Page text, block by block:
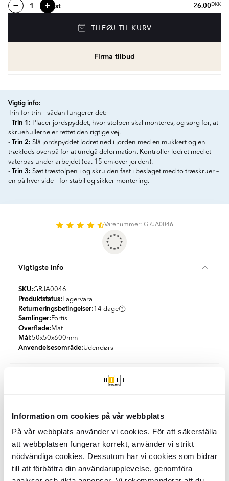
Information om cookies på vår webbplats
På vår webbplats använder vi cookies. För att säkerställa
att webbplatsen fungerar korrekt, använder vi strikt
nödvändiga cookies. Dessutom har vi cookies som bidrar
till att förbättra din användarupplevelse, genomföra
st 26.00DKK
TILFØJ TIL KURV
Firma tilbud
Vigtig info:
Trin for trin – sådan fungerer det:
- Trin 1: Placer jordspyddet, hvor stolpen skal monteres, og sørg for, at
skruehullerne er rettet den rigtige vej.
- Trin 2: Slå jordspyddet lodret ned i jorden med en mukkert og en
træklods ovenpå for at undgå deformation. Kontroller lodret med et
vaterpas under arbejdet (ca. 15 cm over jorden).
- Trin 3: Sæt træstolpen i og skru den fast i beslaget med to træskruer –
en på hver side – for stabil og sikker montering.
Varenummer: GRJA0046
Vigtigste info
SKU:GRJA0046
Produktstatus: Lagervara
Returneringsbetingelser:14 dage
Samlinger: Fortis
Overflade: Mat
Mål:50x50x600mm
Anvendelsesområde:Udendørs
Farve:Sølv
Land: Polen
KG per Kasse:0.5
Kvalitet og certificering
Når du handler hos Hill Ceramic, køber du certificerede
haveprodukter, der opfylder svenske standarder.
Dette produkt er af høj kvalitet og kommer fra en europæisk
Klimakompenseret levering
Vi tilbyder 100 % klimakompenserede leveringer i samarbejde